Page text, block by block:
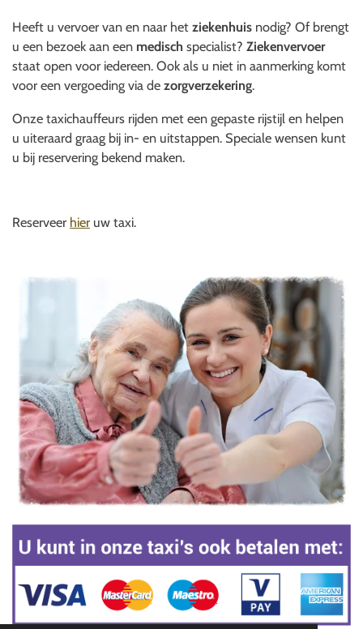
Heeft u vervoer van en naar het ziekenhuis nodig? Of brengt
u een bezoek aan een medisch specialist? Ziekenvervoer
staat open voor iedereen. Ook als u niet in aanmerking komt
voor een vergoeding via de zorgverzekering.
Onze taxichauffeurs rijden met een gepaste rijstijl en helpen
u uiteraard graag bij in- en uitstappen. Speciale wensen kunt
u bij reservering bekend maken.
Reserveer hier uw taxi.